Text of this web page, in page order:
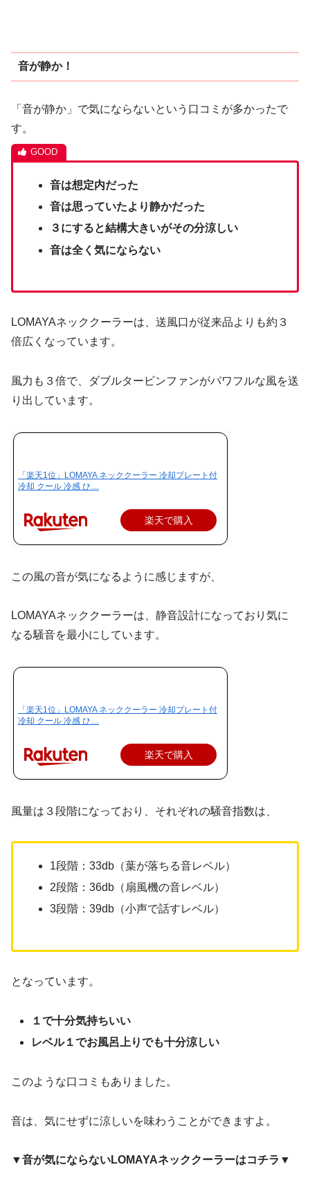
音が静か！
「音が静か」で気にならないという口コミが多かったで
す。
音は想定内だった
音は思っていたより静かだった
３にすると結構大きいがその分涼しい
音は全く気にならない
LOMAYAネッククーラーは、送風口が従来品よりも約３
倍広くなっています。
風力も３倍で、ダブルタービンファンがパワフルな風を送
り出しています。
「楽天1位」LOMAYA ネッククーラー 冷却プレート付
冷却 クール 冷感 ひ…
楽天で購入
この風の音が気になるように感じますが、
LOMAYAネッククーラーは、静音設計になっており気に
なる騒音を最小にしています。
「楽天1位」LOMAYA ネッククーラー 冷却プレート付
冷却 クール 冷感 ひ…
楽天で購入
風量は３段階になっており、それぞれの騒音指数は、
1段階：33db（葉が落ちる音レベル）
2段階：36db（扇風機の音レベル）
3段階：39db（小声で話すレベル）
となっています。
１で十分気持ちいい
レベル１でお風呂上りでも十分涼しい
このような口コミもありました。
音は、気にせずに涼しいを味わうことができますよ。
▼音が気にならないLOMAYAネッククーラーはコチラ▼